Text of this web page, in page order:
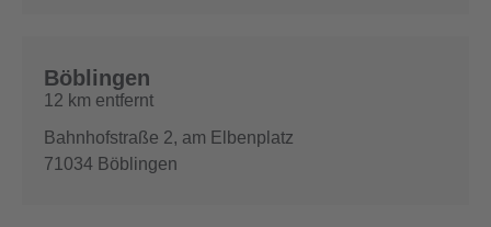
Böblingen
12 km entfernt
Bahnhofstraße 2, am Elbenplatz
71034 Böblingen